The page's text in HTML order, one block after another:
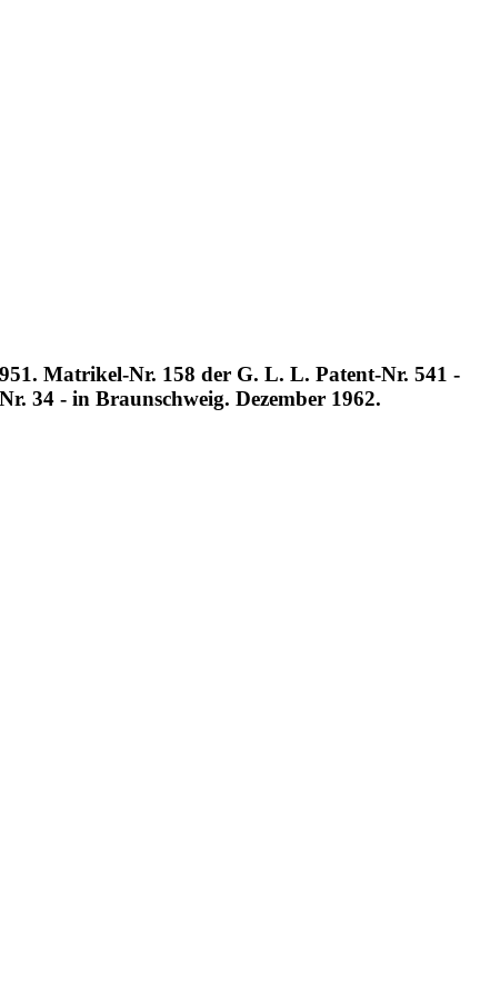
Matrikel-Nr. 158 der G. L. L. Patent-Nr. 541 -
34 - in Braunschweig. Dezember 1962.